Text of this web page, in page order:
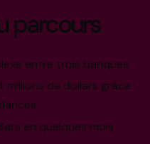
parcours
entre trois banques
millions de dollars grâce
en quelques mois